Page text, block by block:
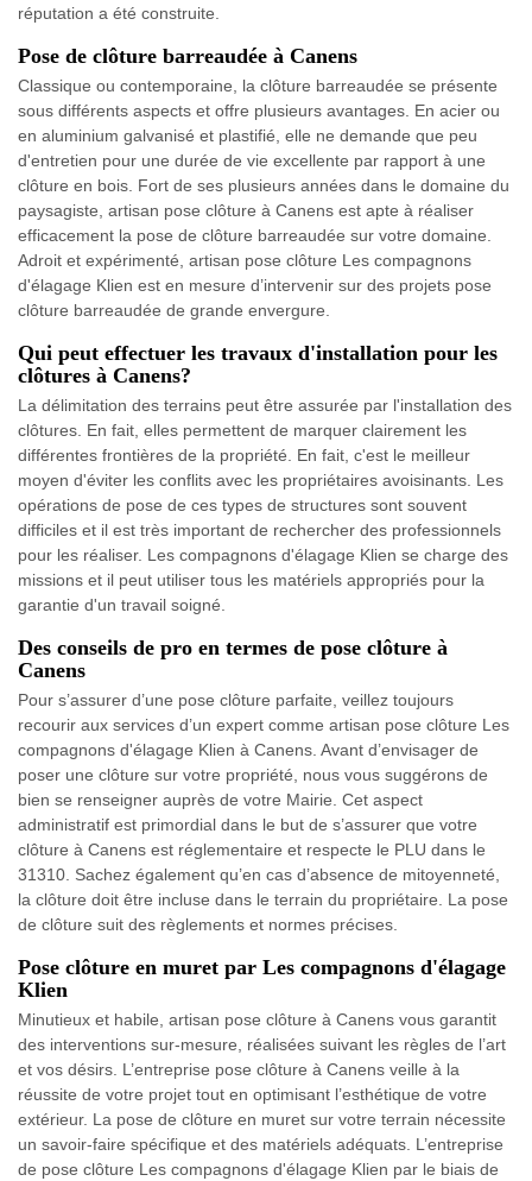
réputation a été construite.
Pose de clôture barreaudée à Canens
Classique ou contemporaine, la clôture barreaudée se présente
sous différents aspects et offre plusieurs avantages. En acier ou
en aluminium galvanisé et plastifié, elle ne demande que peu
d'entretien pour une durée de vie excellente par rapport à une
clôture en bois. Fort de ses plusieurs années dans le domaine du
paysagiste, artisan pose clôture à Canens est apte à réaliser
efficacement la pose de clôture barreaudée sur votre domaine.
Adroit et expérimenté, artisan pose clôture Les compagnons
d'élagage Klien est en mesure d’intervenir sur des projets pose
clôture barreaudée de grande envergure.
Qui peut effectuer les travaux d'installation pour les
clôtures à Canens?
La délimitation des terrains peut être assurée par l'installation des
clôtures. En fait, elles permettent de marquer clairement les
différentes frontières de la propriété. En fait, c'est le meilleur
moyen d'éviter les conflits avec les propriétaires avoisinants. Les
opérations de pose de ces types de structures sont souvent
difficiles et il est très important de rechercher des professionnels
pour les réaliser. Les compagnons d'élagage Klien se charge des
missions et il peut utiliser tous les matériels appropriés pour la
garantie d'un travail soigné.
Des conseils de pro en termes de pose clôture à
Canens
Pour s’assurer d’une pose clôture parfaite, veillez toujours
recourir aux services d’un expert comme artisan pose clôture Les
compagnons d'élagage Klien à Canens. Avant d’envisager de
poser une clôture sur votre propriété, nous vous suggérons de
bien se renseigner auprès de votre Mairie. Cet aspect
administratif est primordial dans le but de s’assurer que votre
clôture à Canens est réglementaire et respecte le PLU dans le
31310. Sachez également qu’en cas d’absence de mitoyenneté,
la clôture doit être incluse dans le terrain du propriétaire. La pose
de clôture suit des règlements et normes précises.
Pose clôture en muret par Les compagnons d'élagage
Klien
Minutieux et habile, artisan pose clôture à Canens vous garantit
des interventions sur-mesure, réalisées suivant les règles de l’art
et vos désirs. L’entreprise pose clôture à Canens veille à la
réussite de votre projet tout en optimisant l’esthétique de votre
extérieur. La pose de clôture en muret sur votre terrain nécessite
un savoir-faire spécifique et des matériels adéquats. L’entreprise
de pose clôture Les compagnons d'élagage Klien par le biais de